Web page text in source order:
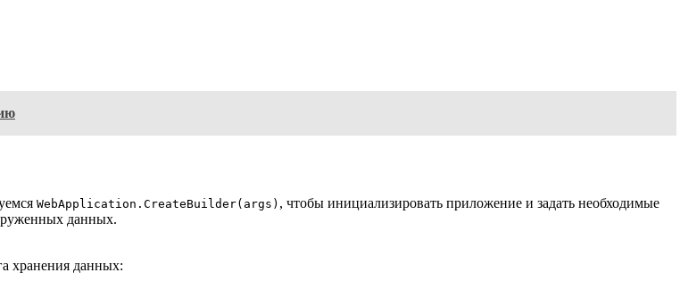
WebApplication.CreateBuilder(args) , чтобы инициализировать приложение и задать необходимые
данных.
хранения данных: